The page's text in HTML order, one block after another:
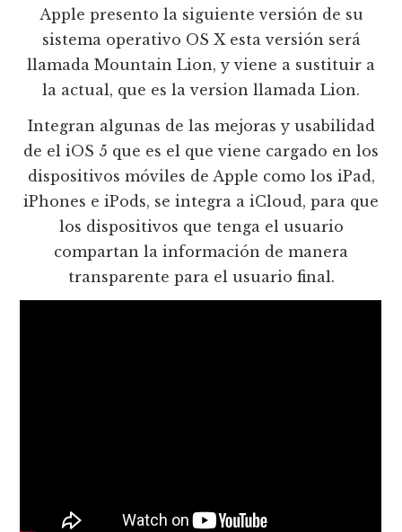
Apple presento la siguiente versión de su
sistema operativo OS X esta versión será
llamada Mountain Lion, y viene a sustituir a
la actual, que es la version llamada Lion.
Integran algunas de las mejoras y usabilidad
de el iOS 5 que es el que viene cargado en los
dispositivos móviles de Apple como los iPad,
iPhones e iPods, se integra a iCloud, para que
los dispositivos que tenga el usuario
compartan la información de manera
transparente para el usuario final.